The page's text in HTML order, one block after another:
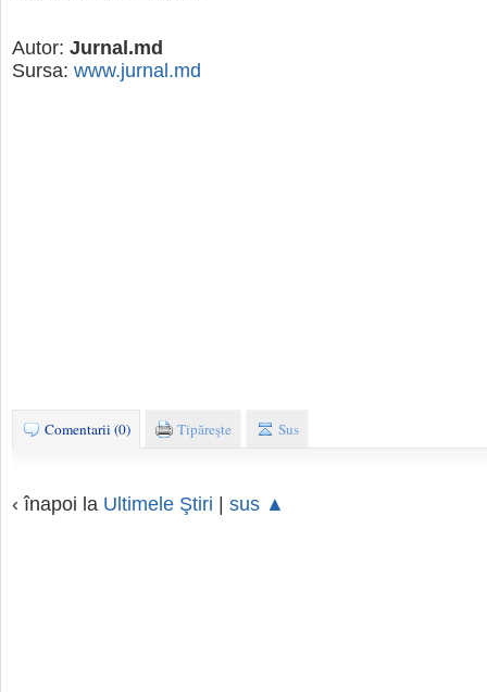
Autor: Jurnal.md
Sursa: www.jurnal.md
Comentarii (0) Tipăreşte Sus
‹ înapoi la Ultimele Ştiri sus ▲